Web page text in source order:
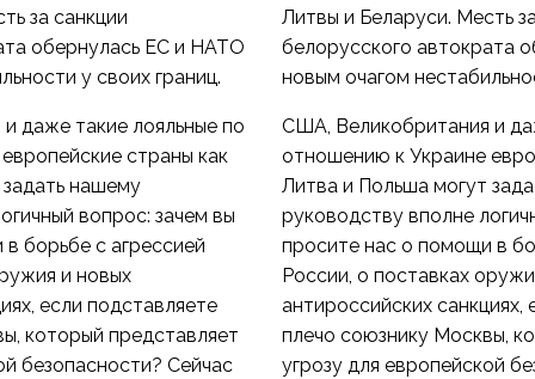
за санкции
обернулась ЕС и НАТО
у своих границ.
даже такие лояльные по
страны как
нашему
вопрос: зачем вы
борьбе с агрессией
и новых
если подставляете
который представляет
безопасности? Сейчас
Литвы и Беларуси. Месть
белорусского автократа
новым очагом
США, Великобритания и
отношению к Украине
Литва и Польша могут
руководству вполне
просите нас о помощи в
России, о поставках
антироссийских санкциях,
плечо союзнику Москвы,
угрозу для европейской